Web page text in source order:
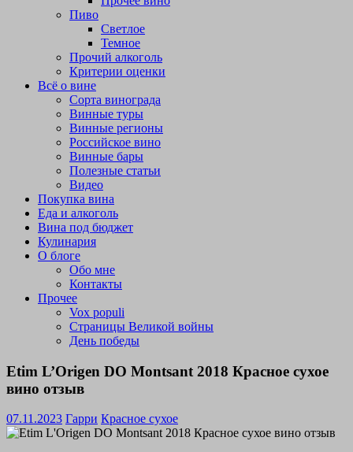
Пиво
Светлое
Темное
Прочий алкоголь
Критерии оценки
Всё о вине
Сорта винограда
Винные туры
Винные регионы
Российское вино
Винные бары
Полезные статьи
Видео
Покупка вина
Еда и алкоголь
Вина под бюджет
Кулинария
О блоге
Обо мне
Контакты
Прочее
Vox populi
Страницы Великой войны
День победы
Etim L’Origen DO Montsant 2018 Красное сухое
вино отзыв
07.11.2023 Гарри Красное сухое